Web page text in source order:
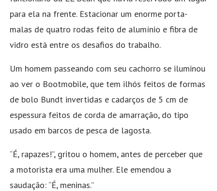
para ela na frente. Estacionar um enorme porta-
malas de quatro rodas feito de alumínio e fibra de
vidro está entre os desafios do trabalho.
Um homem passeando com seu cachorro se iluminou
ao ver o Bootmobile, que tem ilhós feitos de formas
de bolo Bundt invertidas e cadarços de 5 cm de
espessura feitos de corda de amarração, do tipo
usado em barcos de pesca de lagosta.
“É, rapazes!”, gritou o homem, antes de perceber que
a motorista era uma mulher. Ele emendou a
saudação: “É, meninas.”